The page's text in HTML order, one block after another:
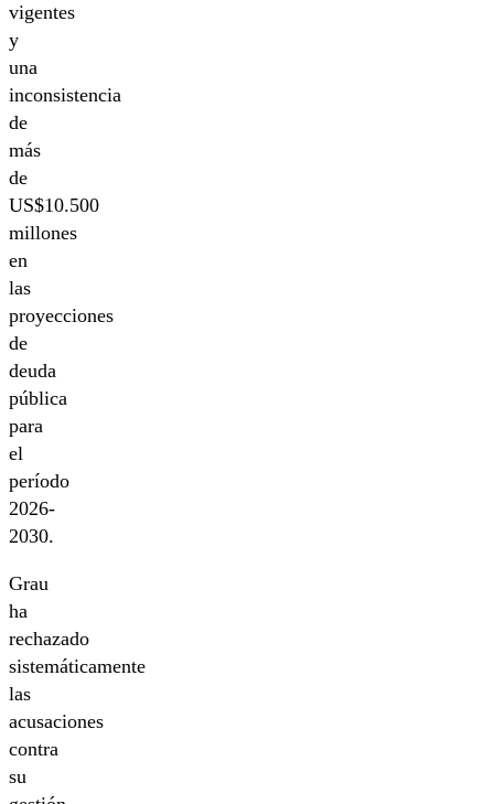
vigentes
y
una
inconsistencia
de
más
de
US$10.500
millones
en
las
proyecciones
de
deuda
pública
para
el
período
2026-
2030.
Grau
ha
rechazado
sistemáticamente
las
acusaciones
contra
su